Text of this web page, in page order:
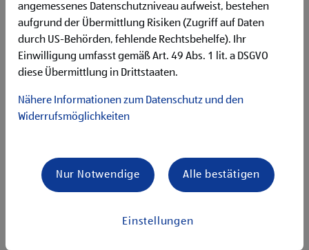
Begeisterung im Handel zu arbeiten und den
Unternehmenserfolg mitzugestalten
Freude an der Arbeit im Team für ein motiviertes
Miteinander
Bereitschaft zu körperlich anspruchsvollen Tätigkeiten
zuverlässige und organisierte Arbeitsweise zur
Angebote, die mich überzeugen
attraktive Teilzeitoptionen
vielseitiges und verantwortungsvolles Tätigkeitsfeld
angemessenes Datenschutzniveau aufweist, bestehen
aufgrund der Übermittlung Risiken (Zugriff auf Daten
durch US-Behörden, fehlende Rechtsbehelfe). Ihr
Einwilligung umfasst gemäß Art. 49 Abs. 1 lit. a DSGVO
diese Übermittlung in Drittstaaten.
Nähere Informationen zum Datenschutz und den
Widerrufsmöglichkeiten
Einstellungen
Nur Notwendige Alle bestätigen